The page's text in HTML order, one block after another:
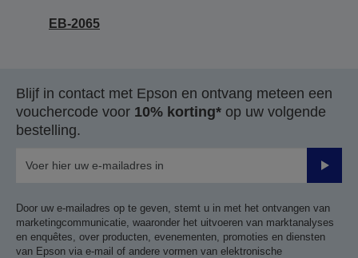
EB-2065
Blijf in contact met Epson en ontvang meteen een
vouchercode voor 10% korting* op uw volgende
bestelling.
Door uw e-mailadres op te geven, stemt u in met het ontvangen van
marketingcommunicatie, waaronder het uitvoeren van marktanalyses
en enquêtes, over producten, evenementen, promoties en diensten
van Epson via e-mail of andere vormen van elektronische